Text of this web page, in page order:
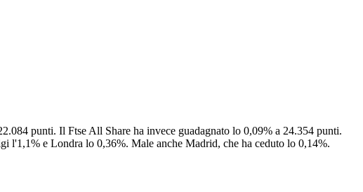
punti. Il Ftse All Share ha invece guadagnato lo 0,09% a 24.354 punti.
l'1,1% e Londra lo 0,36%. Male anche Madrid, che ha ceduto lo 0,14%.